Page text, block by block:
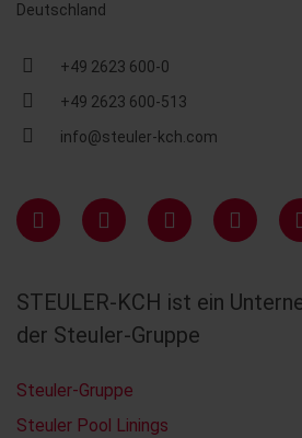
Deutschland
+49 2623 600-0
+49 2623 600-513
info@steuler-kch.com
STEULER-KCH ist ein
der Steuler-Gruppe
Steuler-Gruppe
Steuler Pool Linings